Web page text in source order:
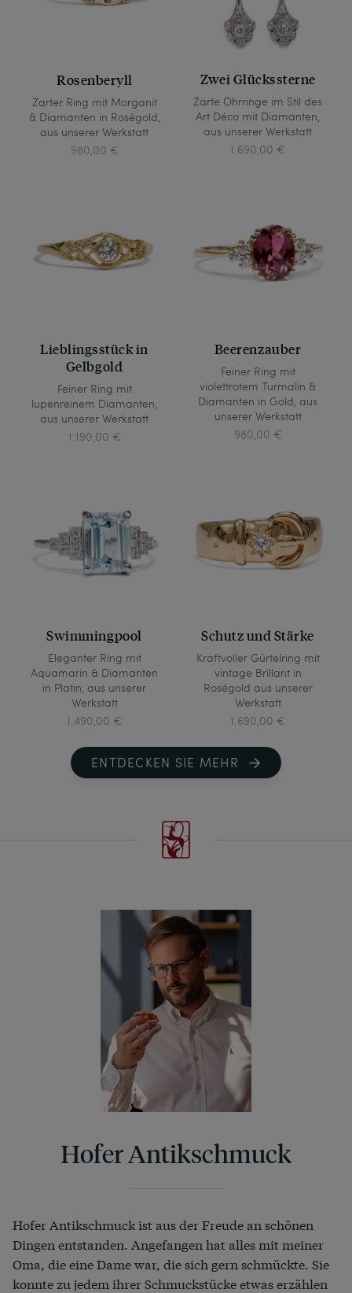
Rosenberyll
Zarter Ring mit Morganit
& Diamanten in Roségold,
aus unserer Werkstatt
980,00 €
Zwei Glückssterne
Zarte Ohrringe im Stil des
Art Déco mit Diamanten,
aus unserer Werkstatt
1.690,00 €
Lieblingsstück in
Gelbgold
Feiner Ring mit
lupenreinem Diamanten,
aus unserer Werkstatt
1.190,00 €
Beerenzauber
Feiner Ring mit
violettrotem Turmalin &
Diamanten in Gold, aus
unserer Werkstatt
980,00 €
Swimmingpool
Eleganter Ring mit
Aquamarin & Diamanten
in Platin, aus unserer
Werkstatt
1.490,00 €
Schutz und Stärke
Kraftvoller Gürtelring mit
vintage Brillant in
Roségold aus unserer
Werkstatt
1.690,00 €
ENTDECKEN SIE MEHR
Hofer Antikschmuck
Hofer Antikschmuck ist aus der Freude an schönen
Dingen entstanden. Angefangen hat alles mit meiner
Oma, die eine Dame war, die sich gern schmückte. Sie
konnte zu jedem ihrer Schmuckstücke etwas erzählen